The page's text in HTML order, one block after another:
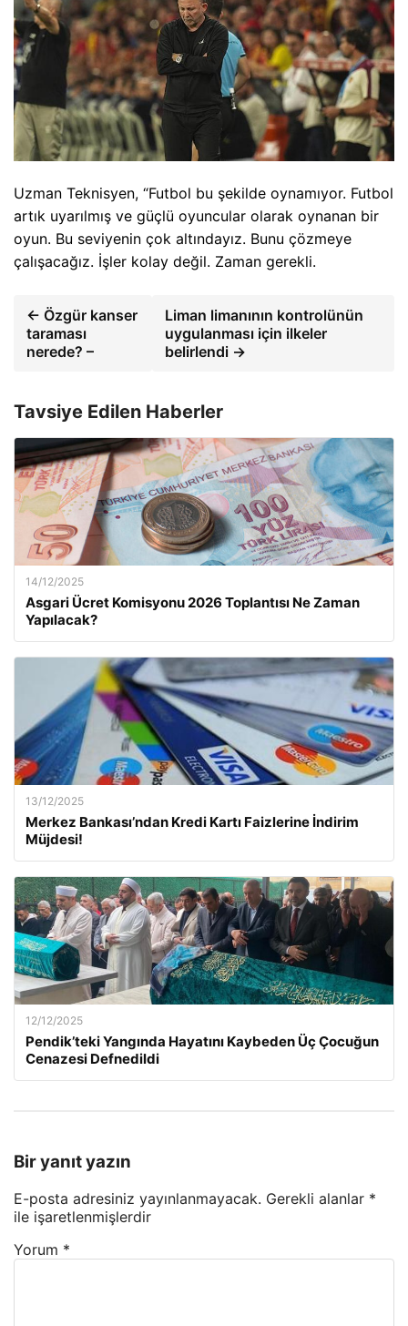
Uzman Teknisyen, “Futbol bu şekilde oynamıyor. Futbol
artık uyarılmış ve güçlü oyuncular olarak oynanan bir
oyun. Bu seviyenin çok altındayız. Bunu çözmeye
çalışacağız. İşler kolay değil. Zaman gerekli.
← Özgür kanser
taraması
nerede? –
Liman limanının kontrolünün
uygulanması için ilkeler
belirlendi →
Tavsiye Edilen Haberler
14/12/2025
Asgari Ücret Komisyonu 2026 Toplantısı Ne Zaman
Yapılacak?
13/12/2025
Merkez Bankası’ndan Kredi Kartı Faizlerine İndirim
Müjdesi!
12/12/2025
Pendik’teki Yangında Hayatını Kaybeden Üç Çocuğun
Cenazesi Defnedildi
Bir yanıt yazın
E-posta adresiniz yayınlanmayacak. Gerekli alanlar *
ile işaretlenmişlerdir
Yorum *